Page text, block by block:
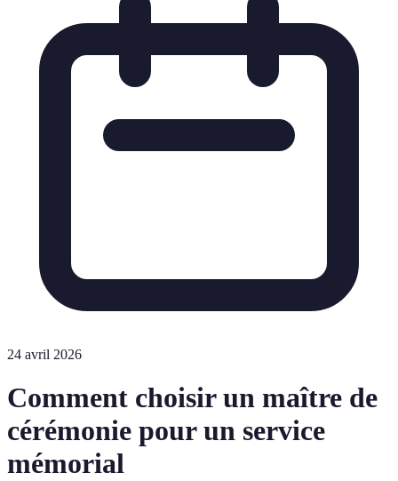
24 avril 2026
Comment choisir un maître de
cérémonie pour un service
mémorial